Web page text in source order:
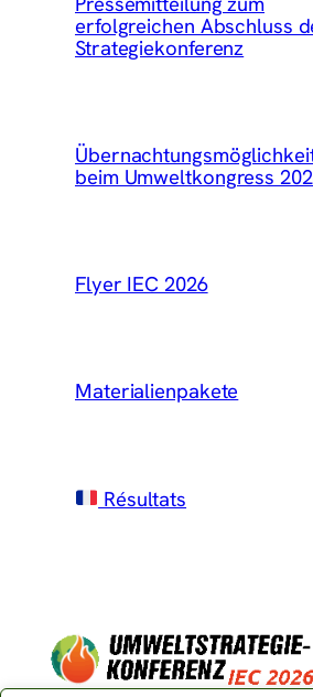
erfolgreichen Abschluss
Strategiekonferenz
beim Umweltkongress
Flyer IEC 2026
Materialienpakete
Résultats